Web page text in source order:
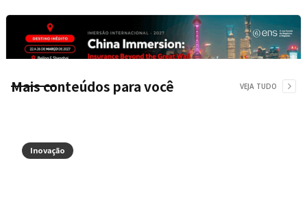
Mais conteúdos para você VEJA TUDO
Inovação